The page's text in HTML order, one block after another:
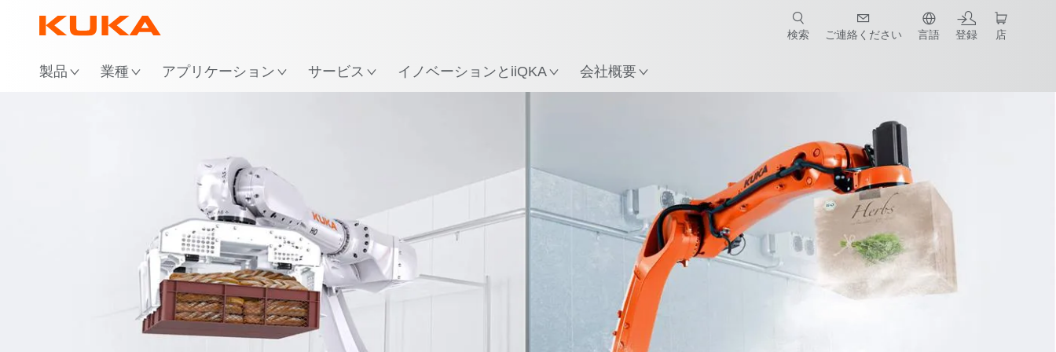
製品 業種 アプリケーション サービス イノベーションとiiQKA 会社概要
検索 ご連絡ください 言語 登録 店
ホワイト・ペーパー